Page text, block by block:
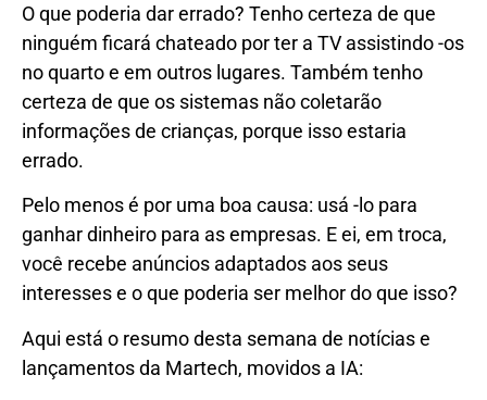
O que poderia dar errado? Tenho certeza de que
ninguém ficará chateado por ter a TV assistindo -os
no quarto e em outros lugares. Também tenho
certeza de que os sistemas não coletarão
informações de crianças, porque isso estaria
errado.
Pelo menos é por uma boa causa: usá -lo para
ganhar dinheiro para as empresas. E ei, em troca,
você recebe anúncios adaptados aos seus
interesses e o que poderia ser melhor do que isso?
Aqui está o resumo desta semana de notícias e
lançamentos da Martech, movidos a IA: